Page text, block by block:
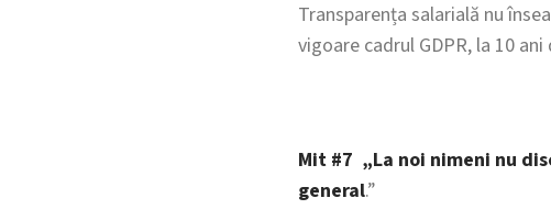
Transparența salarială nu
vigoare cadrul GDPR, la 10
Mit #7 „La noi nimeni nu
general.”